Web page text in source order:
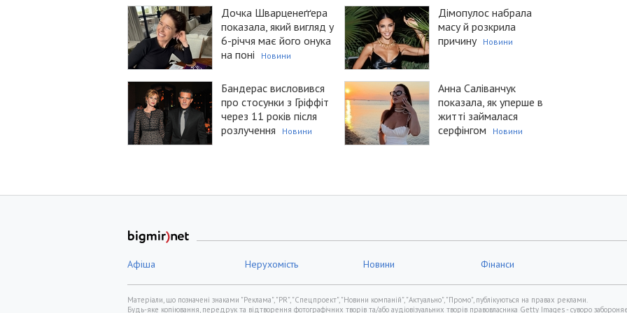
Дочка Шварценеґґера
показала, який вигляд у
6-річчя має його онука
на поні
Новини
Дімопулос набрала
масу й розкрила
причину
Новини
Бандерас висловився
про стосунки з Гріффіт
через 11 років після
розлучення
Новини
Анна Саліванчук
показала, як уперше в
житті займалася
серфінгом
Новини
Афіша Нерухомість Новини Фінанси
Матеріали, що позначені знаками "Реклама", "PR", "Спецпроект", "Новини компаній", "Актуально", "Промо", публікуються на правах реклами.
Будь-яке копіювання, передрук та відтворення фотографічних творів та/або аудіовізуальних творів правовласника Getty Images - суворо